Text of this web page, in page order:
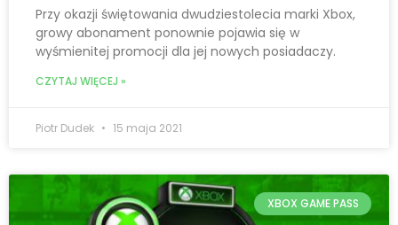
Przy okazji świętowania dwudziestolecia marki Xbox,
growy abonament ponownie pojawia się w
wyśmienitej promocji dla jej nowych posiadaczy.
CZYTAJ WIĘCEJ »
Piotr Dudek 15 maja 2021
XBOX GAME PASS